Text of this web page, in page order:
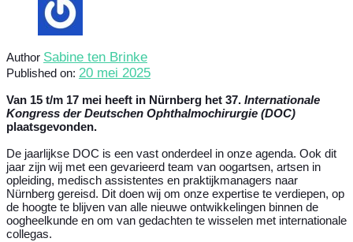
Author Sabine ten Brinke
Published on: 20 mei 2025
Van 15 t/m 17 mei heeft in Nürnberg het 37. Internationale
Kongress der Deutschen Ophthalmochirurgie (DOC)
plaatsgevonden.
De jaarlijkse DOC is een vast onderdeel in onze agenda. Ook dit
jaar zijn wij met een gevarieerd team van oogartsen, artsen in
opleiding, medisch assistentes en praktijkmanagers naar
Nürnberg gereisd. Dit doen wij om onze expertise te verdiepen, op
de hoogte te blijven van alle nieuwe ontwikkelingen binnen de
oogheelkunde en om van gedachten te wisselen met internationale
collegas.